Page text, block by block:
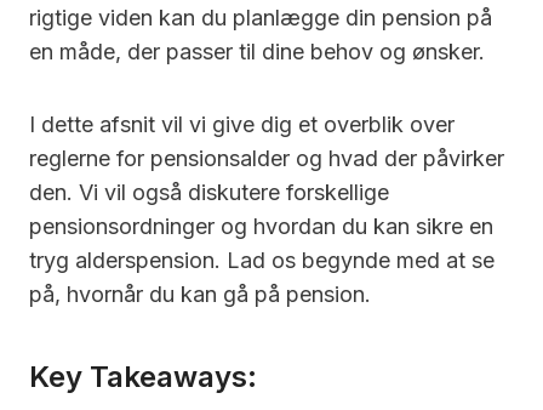
rigtige viden kan du planlægge din pension på
en måde, der passer til dine behov og ønsker.
I dette afsnit vil vi give dig et overblik over
reglerne for pensionsalder og hvad der påvirker
den. Vi vil også diskutere forskellige
pensionsordninger og hvordan du kan sikre en
tryg alderspension. Lad os begynde med at se
på, hvornår du kan gå på pension.
Key Takeaways: